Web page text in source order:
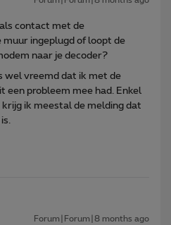
contact met de
muur ingeplugd of loopt de
naar je decoder?
wel vreemd dat ik met de
een probleem mee had. Enkel
ik meestal de melding dat
Forum|Forum|8 months ago